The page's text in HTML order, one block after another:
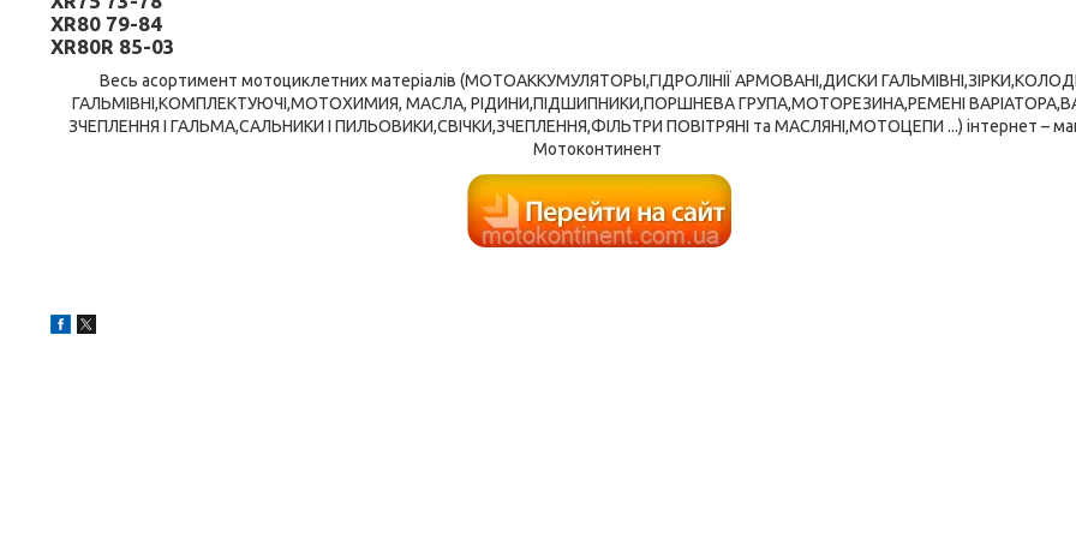
XR80 79-84
XR80R 85-03
Весь асортимент мотоциклетних матеріалів (МОТОАККУМУЛЯТОРЫ,ГІДРОЛІНІЇ АРМОВАНІ,ДИСКИ
ГАЛЬМІВНІ,КОМПЛЕКТУЮЧІ,МОТОХИМИЯ, МАСЛА, РІДИНИ,ПІДШИПНИКИ,ПОРШНЕВА ГРУПА,МОТОРЕЗИНА,РЕМЕНІ
ЗЧЕПЛЕННЯ І ГАЛЬМА,САЛЬНИКИ І ПИЛЬОВИКИ,СВІЧКИ,ЗЧЕПЛЕННЯ,ФІЛЬТРИ ПОВІТРЯНІ та МАСЛЯНІ,МОТОЦЕПИ ...) інтернет –
Мотоконтинент